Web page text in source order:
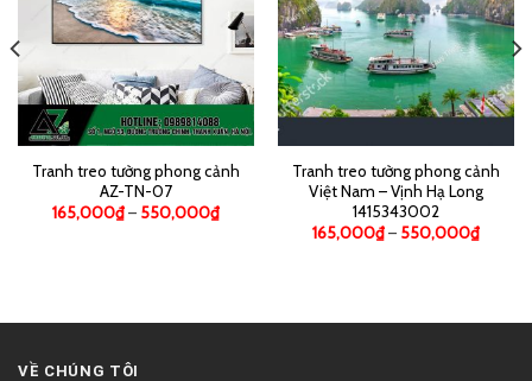
Tranh treo tường phong cảnh
AZ-TN-07
165,000₫– 550,000₫
Tranh treo tường phong cảnh
Việt Nam – Vịnh Hạ Long
1415343002
165,000₫– 550,000₫
VỀ CHÚNG TÔI